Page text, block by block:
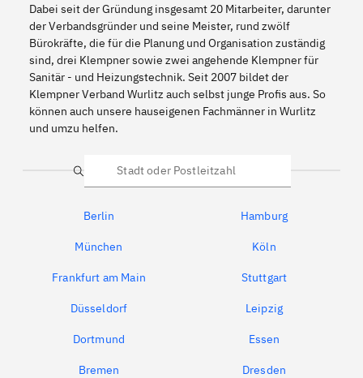
Dabei seit der Gründung insgesamt 20 Mitarbeiter, darunter
der Verbandsgründer und seine Meister, rund zwölf
Bürokräfte, die für die Planung und Organisation zuständig
sind, drei Klempner sowie zwei angehende Klempner für
Sanitär - und Heizungstechnik. Seit 2007 bildet der
Klempner Verband Wurlitz auch selbst junge Profis aus. So
können auch unsere hauseigenen Fachmänner in Wurlitz
und umzu helfen.
Suche
Berlin Hamburg
München Köln
Frankfurt am Main Stuttgart
Düsseldorf Leipzig
Dortmund Essen
Bremen Dresden